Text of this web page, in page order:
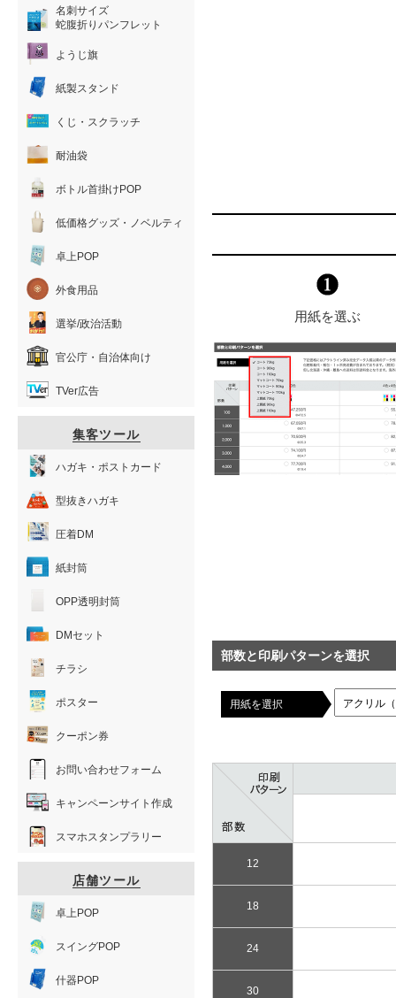
用紙を選ぶ
部数と印刷パターンを選択
用紙を選択
12
18
24
30
名刺サイズ
蛇腹折りパンフレット
ようじ旗
紙製スタンド
くじ・スクラッチ
耐油袋
ボトル首掛けPOP
低価格グッズ・ノベルティ
卓上POP
外食用品
選挙/政治活動
官公庁・自治体向け
TVer広告
集客ツール
ハガキ・ポストカード
型抜きハガキ
圧着DM
紙封筒
OPP透明封筒
DMセット
チラシ
ポスター
クーポン券
お問い合わせフォーム
キャンペーンサイト作成
スマホスタンプラリー
店舗ツール
卓上POP
スイングPOP
什器POP